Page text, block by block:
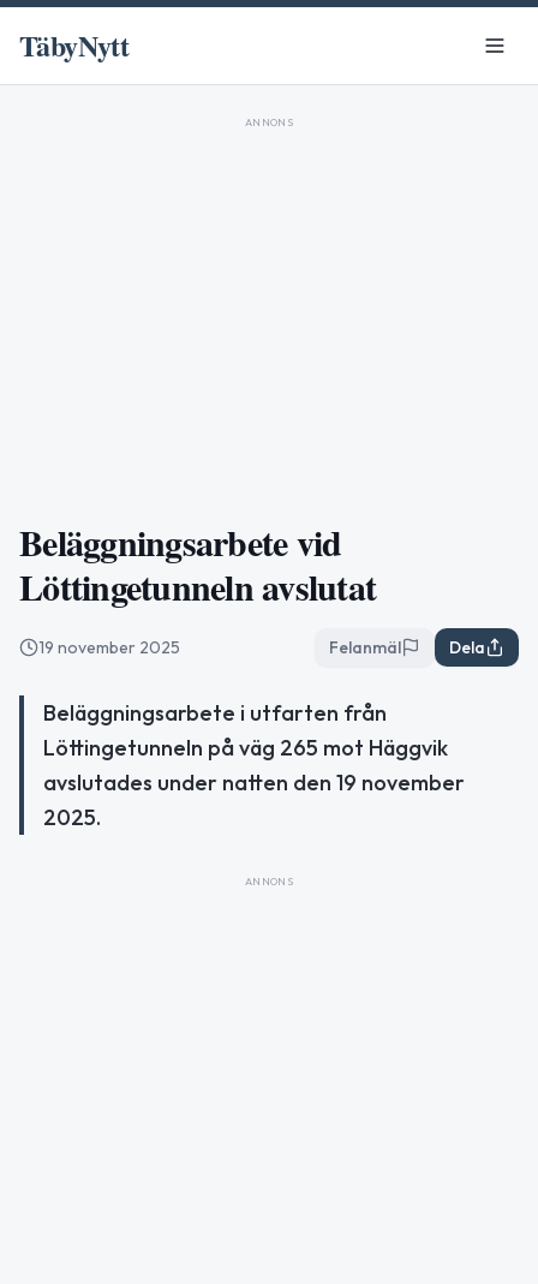
TäbyNytt
ANNONS
Beläggningsarbete vid
Löttingetunneln avslutat
19 november 2025 Felanmäl Dela
Beläggningsarbete i utfarten från
Löttingetunneln på väg 265 mot Häggvik
avslutades under natten den 19 november
2025.
ANNONS